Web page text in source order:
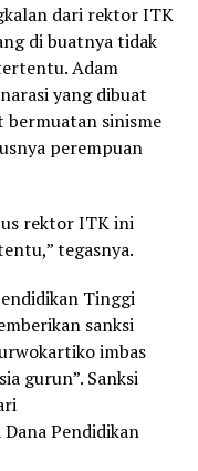
dari rektor ITK
di buatnya tidak
Adam
yang dibuat
bermuatan sinisme
perempuan
rektor ITK ini
tegasnya.
Tinggi
sanksi
imbas
gurun”. Sanksi
Pendidikan